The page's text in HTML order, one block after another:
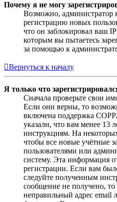
Почему я не могу
Возможно, администратор
регистрацию новых
что он заблокировал ваш
которым вы пытаетесь
за помощью к
Вернуться к началу
Я только что
Сначала проверьте свои
Если они верны, то
включена поддержка
указали, что вам менее 13
инструкциям. На
чтобы все новые учётные
пользователями или
систему. Эта информация
регистрации. Если вам
следуйте полученным
сообщение не получено,
неправильный адрес email